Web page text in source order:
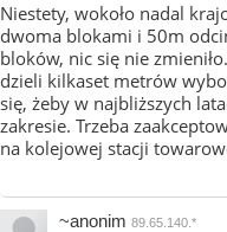
Niestety, wokoło nadal
dwoma blokami i 50m
bloków, nic się nie
dzieli kilkaset metrów
się, żeby w najbliższych
zakresie. Trzeba
na kolejowej stacji
~anonim 89.65.140.*